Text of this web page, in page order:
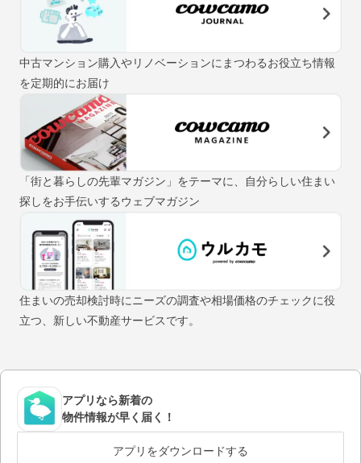
中古マンション購入やリノベーションにまつわるお役立ち情報
を定期的にお届け
「街と暮らしの先輩マガジン」をテーマに、自分らしい住まい
探しをお手伝いするウェブマガジン
住まいの売却検討時にニーズの調査や相場価格のチェックに役
立つ、新しい不動産サービスです。
アプリなら新着の
物件情報が早く届く！
アプリをダウンロードする